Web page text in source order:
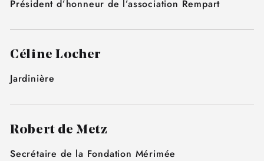
Président d’honneur de l’association Rempart
Céline Locher
Jardinière
Robert de Metz
Secrétaire de la Fondation Mérimée